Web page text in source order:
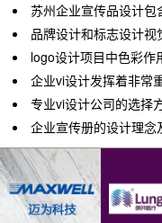
苏州企业宣传品设计包
品牌设计和标志设计视
logo设计项目中色彩作
企业vi设计发挥着非常
专业vi设计公司的选择
企业宣传册的设计理念